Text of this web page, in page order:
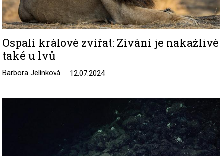
Ospalí králové zvířat: Zívání je nakažlivé
také u lvů
Barbora Jelínková 12.07.2024